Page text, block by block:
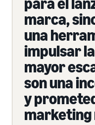
marca,
una
impulsar
mayor
son una
y
marketing